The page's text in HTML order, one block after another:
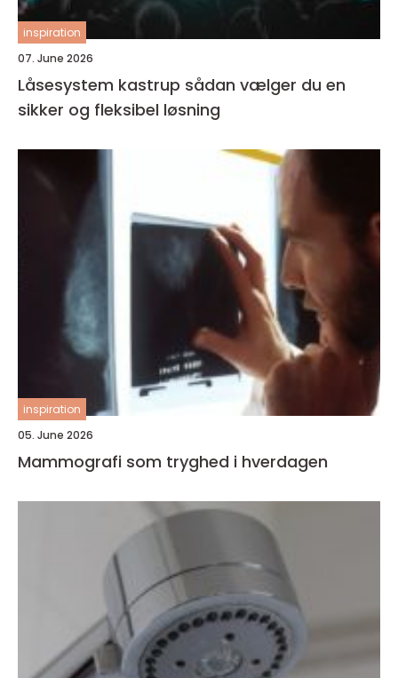
inspiration
07. June 2026
Låsesystem kastrup sådan vælger du en
sikker og fleksibel løsning
inspiration
05. June 2026
Mammografi som tryghed i hverdagen